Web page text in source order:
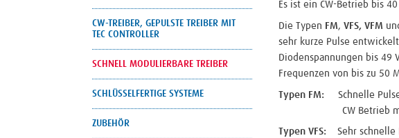
Es ist ein CW-Betrieb bis
Die Typen FM, VFS, VFM
sehr kurze Pulse
Diodenspannungen bis 49
Frequenzen von bis zu 50
Typen FM: Schnelle
CW Betrieb max.
Typen VFS: Sehr
CW-TREIBER, GEPULSTE TREIBER MIT
TEC CONTROLLER
SCHNELL MODULIERBARE TREIBER
SCHLÜSSELFERTIGE SYSTEME
ZUBEHÖR